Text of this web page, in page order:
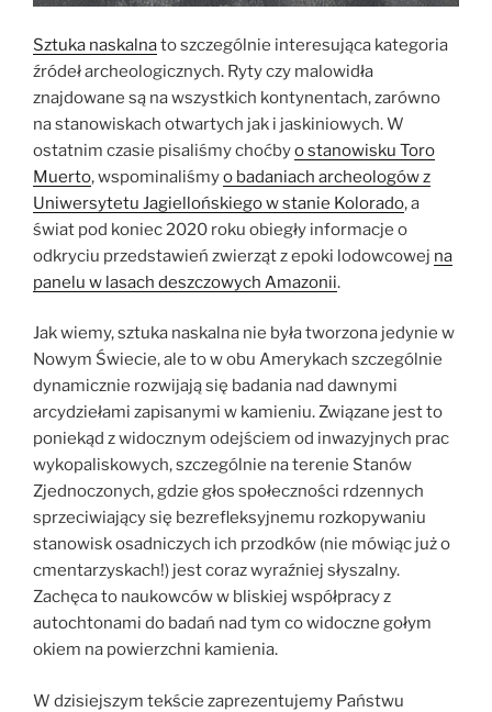
Sztuka naskalnato szczególnie interesująca kategoria
źródeł archeologicznych. Ryty czy malowidła
znajdowane są na wszystkich kontynentach, zarówno
na stanowiskach otwartych jak i jaskiniowych. W
ostatnim czasie pisaliśmy choćbyo stanowisku Toro
Muerto, wspominaliśmyo badaniach archeologów z
Uniwersytetu Jagiellońskiego w stanie Kolorado, a
świat pod koniec 2020 roku obiegły informacje o
odkryciu przedstawień zwierząt z epoki lodowcowej na
panelu w lasach deszczowych Amazonii.
Jak wiemy, sztuka naskalna nie była tworzona jedynie w
Nowym Świecie, ale to w obu Amerykach szczególnie
dynamicznie rozwijają się badania nad dawnymi
arcydziełami zapisanymi w kamieniu. Związane jest to
poniekąd z widocznym odejściem od inwazyjnych prac
wykopaliskowych, szczególnie na terenie Stanów
Zjednoczonych, gdzie głos społeczności rdzennych
sprzeciwiający się bezrefleksyjnemu rozkopywaniu
stanowisk osadniczych ich przodków (nie mówiąc już o
cmentarzyskach!) jest coraz wyraźniej słyszalny.
Zachęca to naukowców w bliskiej współpracy z
autochtonami do badań nad tym co widoczne gołym
okiem na powierzchni kamienia.
W dzisiejszym tekście zaprezentujemy Państwu